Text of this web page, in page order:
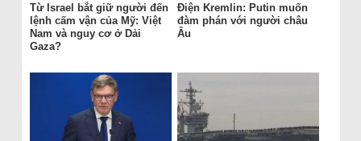
Từ Israel bắt giữ người đến
lệnh cấm vận của Mỹ: Việt
Nam và nguy cơ ở Dải
Gaza?
Điện Kremlin: Putin muốn
đàm phán với người châu
Âu